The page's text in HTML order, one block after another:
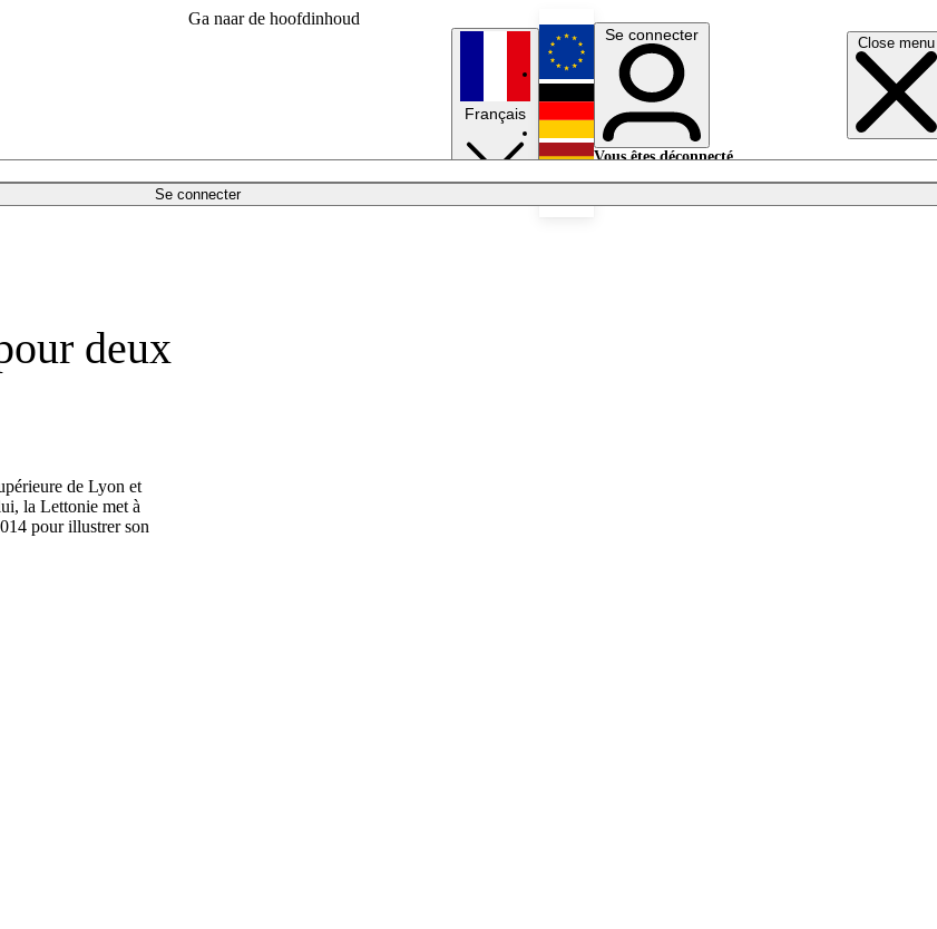
Ga naar de hoofdinhoud
Close menu
Se connecter
Français
English
Deutsch
Se connecter
Vous êtes déconnecté.
deux
de Lyon et
la Lettonie met à
pour illustrer son